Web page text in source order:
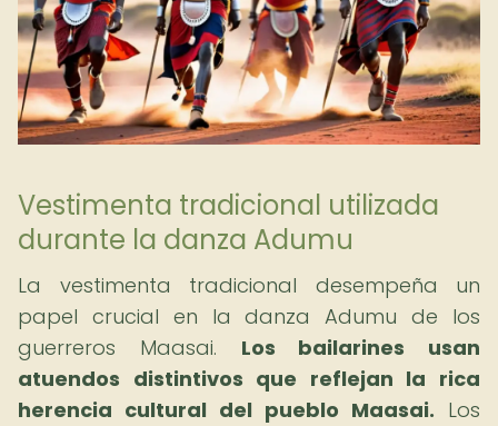
Vestimenta tradicional utilizada
durante la danza Adumu
La vestimenta tradicional desempeña un
papel crucial en la danza Adumu de los
guerreros Maasai. Los bailarines usan
atuendos distintivos que reflejan la rica
herencia cultural del pueblo Maasai. Los